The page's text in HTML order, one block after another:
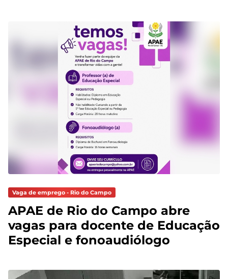
Vaga de emprego - Rio do Campo
APAE de Rio do Campo abre
vagas para docente de Educação
Especial e fonoaudiólogo